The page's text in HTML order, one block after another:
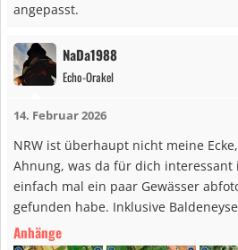
angepasst.
NaDa1988
Echo-Orakel
14. Februar 2026
NRW ist überhaupt nicht meine
Ahnung, was da für dich interessant
einfach mal ein paar Gewässer
gefunden habe. Inklusive
Anhänge